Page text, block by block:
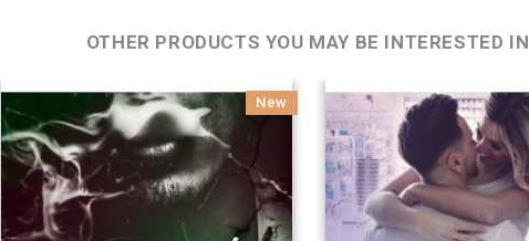
OTHER PRODUCTS YOU MAY BE INTERESTED IN
New